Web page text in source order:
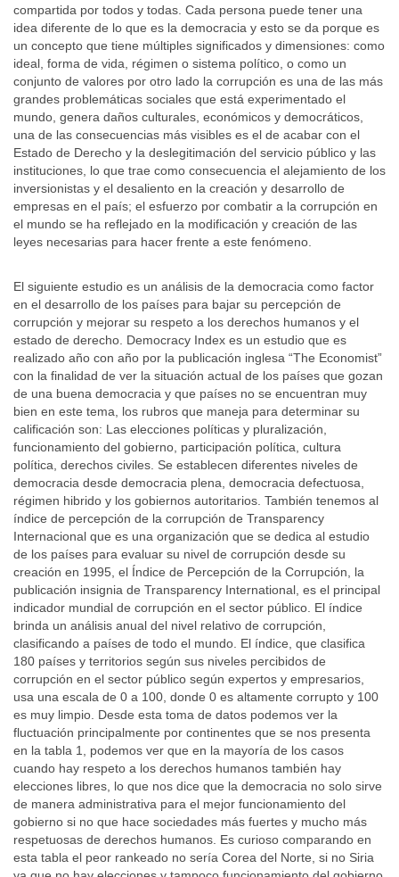
compartida por todos y todas. Cada persona puede tener una
idea diferente de lo que es la democracia y esto se da porque es
un concepto que tiene múltiples significados y dimensiones: como
ideal, forma de vida, régimen o sistema político, o como un
conjunto de valores por otro lado la corrupción es una de las más
grandes problemáticas sociales que está experimentado el
mundo, genera daños culturales, económicos y democráticos,
una de las consecuencias más visibles es el de acabar con el
Estado de Derecho y la deslegitimación del servicio público y las
instituciones, lo que trae como consecuencia el alejamiento de los
inversionistas y el desaliento en la creación y desarrollo de
empresas en el país; el esfuerzo por combatir a la corrupción en
el mundo se ha reflejado en la modificación y creación de las
leyes necesarias para hacer frente a este fenómeno.
El siguiente estudio es un análisis de la democracia como factor
en el desarrollo de los países para bajar su percepción de
corrupción y mejorar su respeto a los derechos humanos y el
estado de derecho. Democracy Index es un estudio que es
realizado año con año por la publicación inglesa “The Economist”
con la finalidad de ver la situación actual de los países que gozan
de una buena democracia y que países no se encuentran muy
bien en este tema, los rubros que maneja para determinar su
calificación son: Las elecciones políticas y pluralización,
funcionamiento del gobierno, participación política, cultura
política, derechos civiles. Se establecen diferentes niveles de
democracia desde democracia plena, democracia defectuosa,
régimen hibrido y los gobiernos autoritarios. También tenemos al
índice de percepción de la corrupción de Transparency
Internacional que es una organización que se dedica al estudio
de los países para evaluar su nivel de corrupción desde su
creación en 1995, el Índice de Percepción de la Corrupción, la
publicación insignia de Transparency International, es el principal
indicador mundial de corrupción en el sector público. El índice
brinda un análisis anual del nivel relativo de corrupción,
clasificando a países de todo el mundo. El índice, que clasifica
180 países y territorios según sus niveles percibidos de
corrupción en el sector público según expertos y empresarios,
usa una escala de 0 a 100, donde 0 es altamente corrupto y 100
es muy limpio. Desde esta toma de datos podemos ver la
fluctuación principalmente por continentes que se nos presenta
en la tabla 1, podemos ver que en la mayoría de los casos
cuando hay respeto a los derechos humanos también hay
elecciones libres, lo que nos dice que la democracia no solo sirve
de manera administrativa para el mejor funcionamiento del
gobierno si no que hace sociedades más fuertes y mucho más
respetuosas de derechos humanos. Es curioso comparando en
esta tabla el peor rankeado no sería Corea del Norte, si no Siria